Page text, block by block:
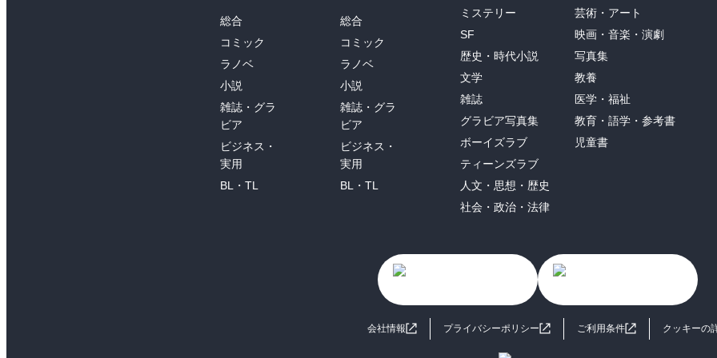
総合
コミック
ラノベ
小説
雑誌・グラ
ビア
ビジネス・
実用
BL・TL
総合
コミック
ラノベ
小説
雑誌・グラ
ビア
ビジネス・
実用
BL・TL
ミステリー
SF
歴史・時代小説
文学
雑誌
グラビア写真集
ボーイズラブ
ティーンズラブ
人文・思想・歴史
社会・政治・法律
芸術・アート
映画・音楽・演劇
写真集
教養
医学・福祉
教育・語学・参考書
児童書
会社情報 プライバシーポリシー ご利用条件 クッキーの